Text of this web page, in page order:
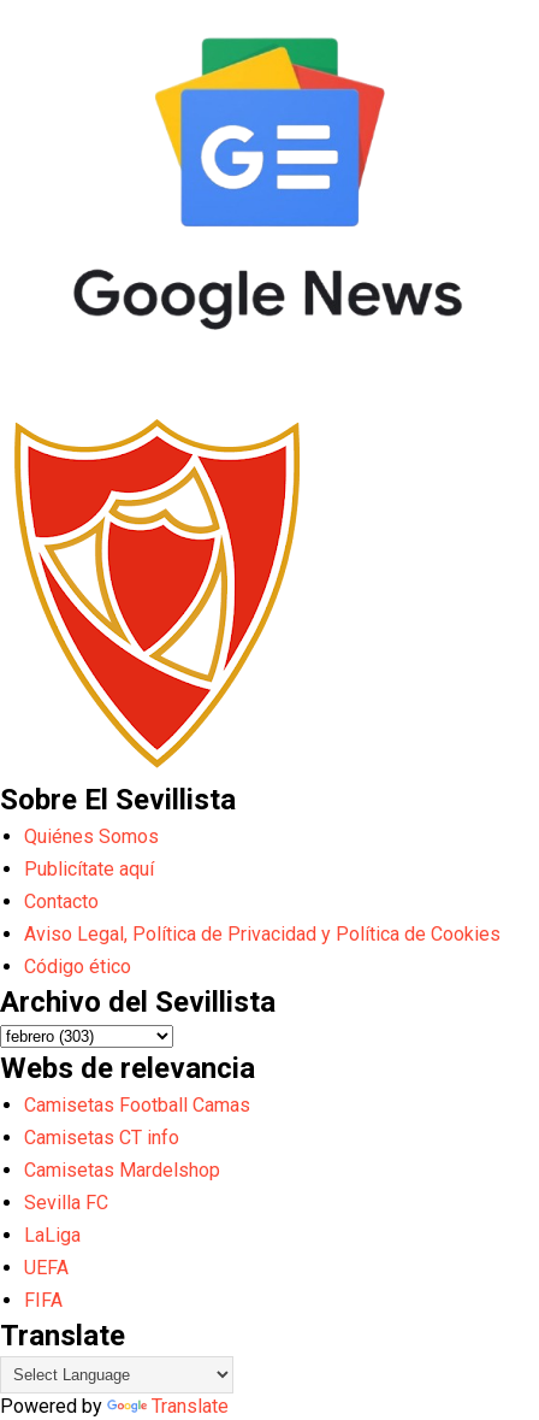
Sobre El Sevillista
Quiénes Somos
Publicítate aquí
Contacto
Aviso Legal, Política de Privacidad y Política de Cookies
Código ético
Archivo del Sevillista
Webs de relevancia
Camisetas Football Camas
Camisetas CT info
Camisetas Mardelshop
Sevilla FC
LaLiga
UEFA
FIFA
Translate
Powered by
Translate